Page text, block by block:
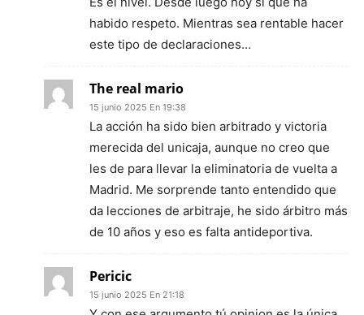
habido respeto. Mientras sea rentable hacer
este tipo de declaraciones…
The real mario
15 junio 2025 En 19:38
La acción ha sido bien arbitrado y victoria
merecida del unicaja, aunque no creo que
les de para llevar la eliminatoria de vuelta a
Madrid. Me sorprende tanto entendido que
da lecciones de arbitraje, he sido árbitro más
de 10 años y eso es falta antideportiva.
Pericic
15 junio 2025 En 21:18